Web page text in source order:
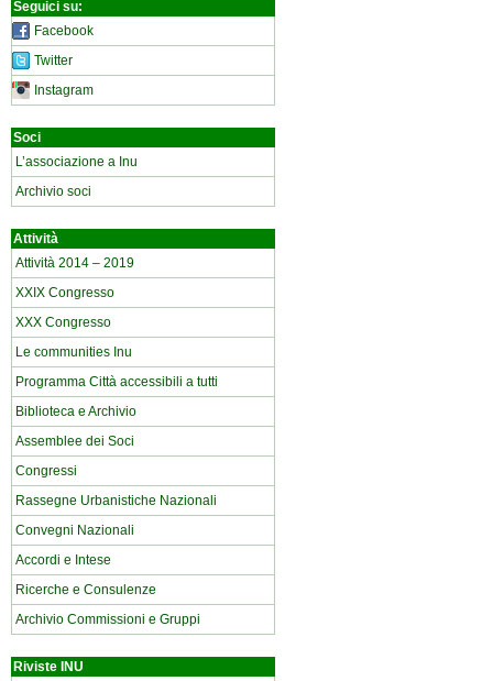
Seguici su:
Facebook
Twitter
Instagram
Soci
L’associazione a Inu
Archivio soci
Attività
Attività 2014 – 2019
XXIX Congresso
XXX Congresso
Le communities Inu
Programma Città accessibili a tutti
Biblioteca e Archivio
Assemblee dei Soci
Congressi
Rassegne Urbanistiche Nazionali
Convegni Nazionali
Accordi e Intese
Ricerche e Consulenze
Archivio Commissioni e Gruppi
Riviste INU